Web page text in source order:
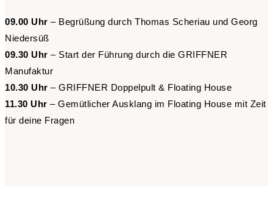
09.00 Uhr – Begrüßung durch Thomas Scheriau und Georg
Niedersüß
09.30 Uhr – Start der Führung durch die GRIFFNER
Manufaktur
10.30 Uhr – GRIFFNER Doppelpult & Floating House
11.30 Uhr – Gemütlicher Ausklang im Floating House mit Zeit
für deine Fragen